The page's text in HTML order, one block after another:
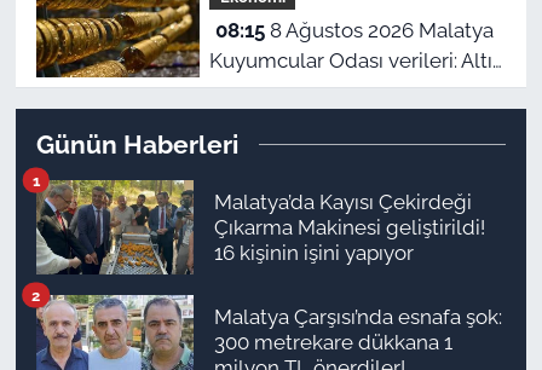
08:158 Ağustos 2026 Malatya
Kuyumcular Odası verileri: Altın
fiyatlarında tırmanış sürüyor
Günün Haberleri
Malatya’da Kayısı Çekirdeği
Çıkarma Makinesi geliştirildi!
16 kişinin işini yapıyor
1
Malatya Çarşısı’nda esnafa şok:
300 metrekare dükkana 1
2